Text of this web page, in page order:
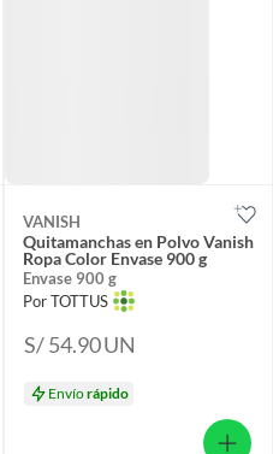
VANISH
Quitamanchas en Polvo Vanish
Ropa Color Envase 900 g
Envase 900 g
Por TOTTUS
S/ 54.90UN
Envíorápido